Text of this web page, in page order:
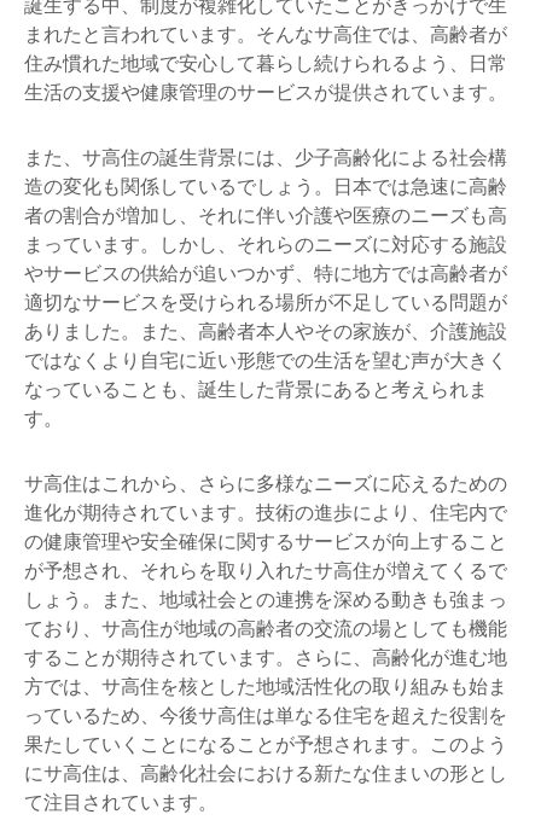
誕生する中、制度が複雑化していたことがきっかけで生
まれたと言われています。そんなサ高住では、高齢者が
住み慣れた地域で安心して暮らし続けられるよう、日常
生活の支援や健康管理のサービスが提供されています。
また、サ高住の誕生背景には、少子高齢化による社会構
造の変化も関係しているでしょう。日本では急速に高齢
者の割合が増加し、それに伴い介護や医療のニーズも高
まっています。しかし、それらのニーズに対応する施設
やサービスの供給が追いつかず、特に地方では高齢者が
適切なサービスを受けられる場所が不足している問題が
ありました。また、高齢者本人やその家族が、介護施設
ではなくより自宅に近い形態での生活を望む声が大きく
なっていることも、誕生した背景にあると考えられま
す。
サ高住はこれから、さらに多様なニーズに応えるための
進化が期待されています。技術の進歩により、住宅内で
の健康管理や安全確保に関するサービスが向上すること
が予想され、それらを取り入れたサ高住が増えてくるで
しょう。また、地域社会との連携を深める動きも強まっ
ており、サ高住が地域の高齢者の交流の場としても機能
することが期待されています。さらに、高齢化が進む地
方では、サ高住を核とした地域活性化の取り組みも始ま
っているため、今後サ高住は単なる住宅を超えた役割を
果たしていくことになることが予想されます。このよう
にサ高住は、高齢化社会における新たな住まいの形とし
て注目されています。